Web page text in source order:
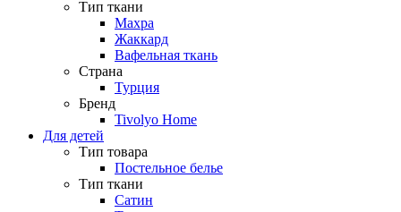
Тип ткани
Махра
Жаккард
Вафельная ткань
Страна
Турция
Бренд
Tivolyo Home
Для детей
Тип товара
Постельное белье
Тип ткани
Сатин